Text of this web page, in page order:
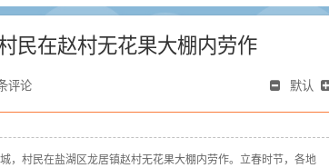
民在赵村无花果大棚内劳作
评论 默认
村民在盐湖区龙居镇赵村无花果大棚内劳作。立春时节，各地